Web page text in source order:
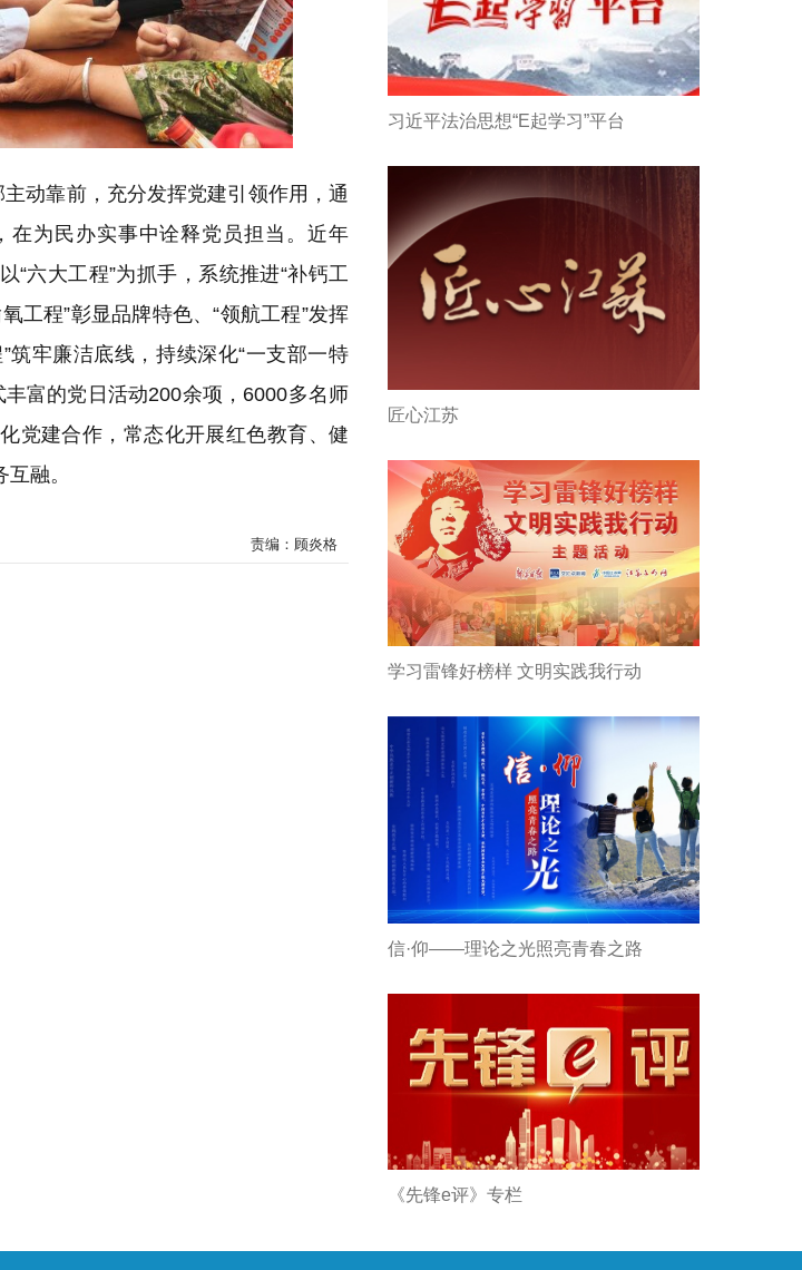
动靠前，充分发挥党建引领作用，通
为民办实事中诠释党员担当。近年
“六大工程”为抓手，系统推进“补钙工
工程”彰显品牌特色、“领航工程”发挥
筑牢廉洁底线，持续深化“一支部一特
富的党日活动200余项，6000多名师
党建合作，常态化开展红色教育、健
融。
责编：顾炎格
习近平法治思想“E起学习”平台
匠心江苏
学习雷锋好榜样 文明实践我行动
信·仰——理论之光照亮青春之路
《先锋e评》专栏